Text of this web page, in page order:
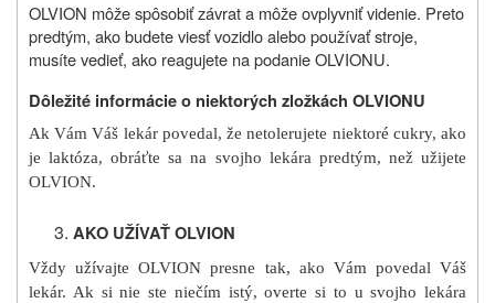
OLVION môže spôsobiť závrat a môže ovplyvniť videnie. Preto
predtým, ako budete viesť vozidlo alebo používať stroje,
musíte vedieť, ako reagujete na podanie OLVIONU.
Dôležité informácie o niektorých zložkách OLVIONU
Ak Vám Váš lekár povedal, že netolerujete niektoré cukry, ako
je laktóza, obráťte sa na svojho lekára predtým, než užijete
OLVION.
AKO UŽÍVAŤ OLVION
Vždy užívajte OLVION presne tak, ako Vám povedal Váš
lekár. Ak si nie ste niečím istý, overte si to u svojho lekára